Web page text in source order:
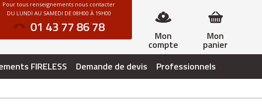
Mon
panier
Mon
compte
Pour tous renseignements nous contacter
DU LUNDI AU SAMEDI DE 08H00 À 19H00
01 43 77 86 78
FIRELESS Demande de devis Professionnels